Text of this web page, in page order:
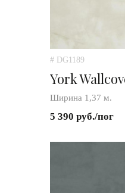
# DG1189
York
Ширина 1,37 м.
5 390 руб./пог